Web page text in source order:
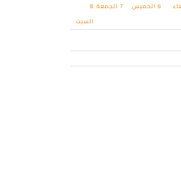
6 الخميس 7 الجمعة 8
السبت